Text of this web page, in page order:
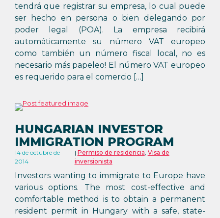
tendrá que registrar su empresa, lo cual puede
ser hecho en persona o bien delegando por
poder legal (POA). La empresa recibirá
automáticamente su número VAT europeo
como también un número fiscal local, no es
necesario más papeleo! El número VAT europeo
es requerido para el comercio […]
HUNGARIAN INVESTOR
IMMIGRATION PROGRAM
14 de octubre de
2014
Permiso de residencia, Visa de
inversionista
Investors wanting to immigrate to Europe have
various options. The most cost-effective and
comfortable method is to obtain a permanent
resident permit in Hungary with a safe, state-